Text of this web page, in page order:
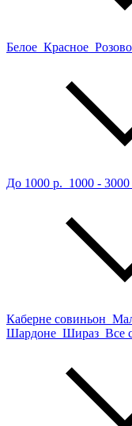
Белое Красное
До 1000 р. 1000 - 3000
Каберне совиньон
Шардоне Шираз Все